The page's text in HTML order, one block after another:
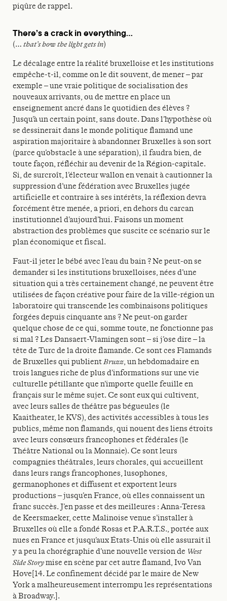
piqûre de rappel.
There’s a crack in everything…
(… that’s how the light gets in)
Le décalage entre la réalité bruxelloise et les institutions
empêche-t-il, comme on le dit souvent, de mener – par
exemple – une vraie politique de socialisation des
nouveaux arrivants, ou de mettre en place un
enseignement ancré dans le quotidien des élèves ?
Jusqu’à un certain point, sans doute. Dans l’hypothèse où
se dessinerait dans le monde politique flamand une
aspiration majoritaire à abandonner Bruxelles à son sort
(parce qu’obstacle à une séparation), il faudra bien, de
toute façon, réfléchir au devenir de la Région-capitale.
Si, de surcroît, l’électeur wallon en venait à cautionner la
suppression d’une fédération avec Bruxelles jugée
artificielle et contraire à ses intérêts, la réflexion devra
forcément être menée, a priori, en dehors du carcan
institutionnel d’aujourd’hui. Faisons un moment
abstraction des problèmes que suscite ce scénario sur le
plan économique et fiscal.
Faut-il jeter le bébé avec l’eau du bain ? Ne peut-on se
demander si les institutions bruxelloises, nées d’une
situation qui a très certainement changé, ne peuvent être
utilisées de façon créative pour faire de la ville-région un
laboratoire qui transcende les combinaisons politiques
forgées depuis cinquante ans ? Ne peut-on garder
quelque chose de ce qui, somme toute, ne fonctionne pas
si mal ? Les Dansaert-Vlamingen sont – si j’ose dire – la
tête de Turc de la droite flamande. Ce sont ces Flamands
de Bruxelles qui publientBruzz, un hebdomadaire en
trois langues riche de plus d’informations sur une vie
culturelle pétillante que n’importe quelle feuille en
français sur le même sujet. Ce sont eux qui cultivent,
avec leurs salles de théâtre pas bégueules (le
Kaaitheater, le KVS), des activités accessibles à tous les
publics, même non flamands, qui nouent des liens étroits
avec leurs consœurs francophones et fédérales (le
Théâtre National ou la Monnaie). Ce sont leurs
compagnies théâtrales, leurs chorales, qui accueillent
dans leurs rangs francophones, lusophones,
germanophones et diffusent et exportent leurs
productions – jusqu’en France, où elles connaissent un
franc succès. J’en passe et des meilleures : Anna-Teresa
de Keersmaeker, cette Malinoise venue s’installer à
Bruxelles où elle a fondé Rosas et P.A.R.T.S., portée aux
nues en France et jusqu’aux États-Unis où elle assurait il
y a peu la chorégraphie d’une nouvelle version de West
Side Storymise en scène par cet autre flamand, Ivo Van
Hove[14. Le confinement décidé par le maire de New
York a malheureusement interrompu les représentations
à Broadway.].